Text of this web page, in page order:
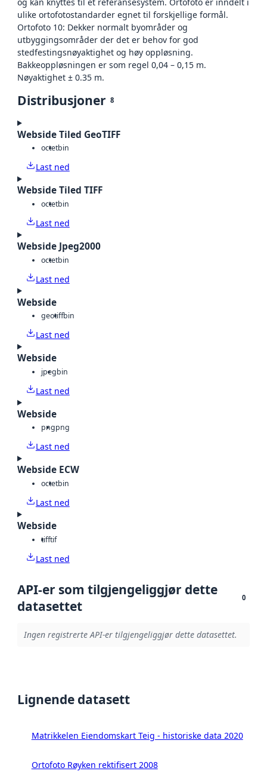
ulike ortofotostandarder egnet til forskjellige formål.
Ortofoto 10: Dekker normalt byområder og
utbyggingsområder der det er behov for god
stedfestingsnøyaktighet og høy oppløsning.
Bakkeoppløsningen er som regel 0,04 – 0,15 m.
Nøyaktighet ± 0.35 m.
Distribusjoner 8
Webside Tiled GeoTIFF
octetbin
Last ned
Webside Tiled TIFF
octetbin
Last ned
Webside Jpeg2000
octetbin
Last ned
Webside
geotiffbin
Last ned
Webside
jpegbin
Last ned
Webside
pngpng
Last ned
Webside ECW
octetbin
Last ned
Webside
tifftif
Last ned
API-er som tilgjengeliggjør dette
datasettet
0
Ingen registrerte API-er tilgjengeliggjør dette datasettet.
Lignende datasett
Matrikkelen Eiendomskart Teig - historiske data 2020
Ortofoto Røyken rektifisert 2008